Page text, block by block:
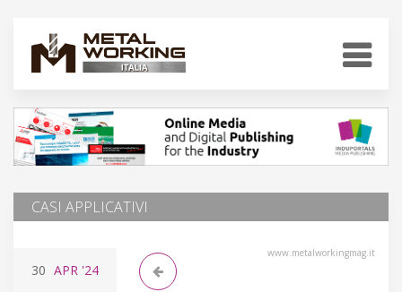
CASI APPLICATIVI
www.metalworkingmag.it
30 APR '24